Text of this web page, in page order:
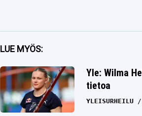
Facebook
Twitter
Whatsapp
LUE MYÖS:
Yle: Wilma
tietoa
YLEISURHEILU